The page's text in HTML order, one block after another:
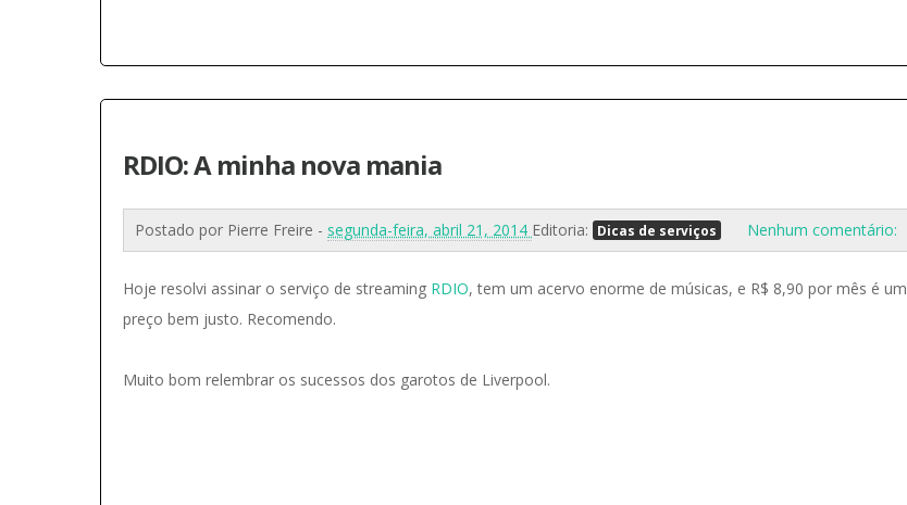
RDIO: A minha nova mania
Nenhum comentário:
Postado por Pierre Freire - segunda-feira, abril 21, 2014 Editoria: Dicas de serviços
Hoje resolvi assinar o serviço de streaming RDIO, tem um acervo enorme de músicas, e R$ 8,90 por mês é um
preço bem justo. Recomendo.
Muito bom relembrar os sucessos dos garotos de Liverpool.